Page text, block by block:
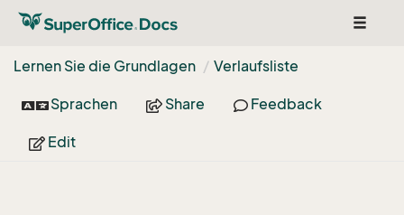
Toggle
Lernen Sie die Grundlagen
Verlaufsliste
Sprachen Share Feedback
Edit